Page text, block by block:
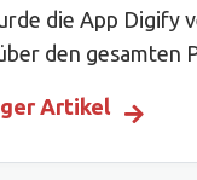
die App Digify
den gesamten
Artikel